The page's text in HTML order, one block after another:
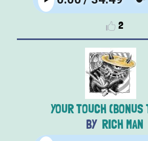
2
YOUR TOUCH (BONUS
RICH MAN